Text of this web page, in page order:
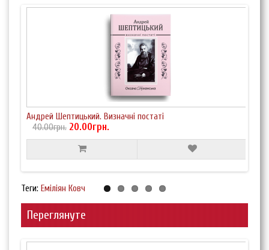
Андрей Шептицький. Визначні постаті
40.00грн. 20.00грн.
Теги: Еміліян Ковч
Переглянуте